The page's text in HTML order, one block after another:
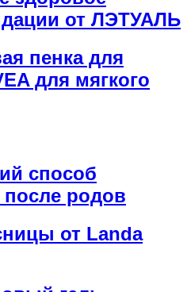
от ЛЭТУАЛЬ
пенка для
для мягкого
способ
после родов
от Landa